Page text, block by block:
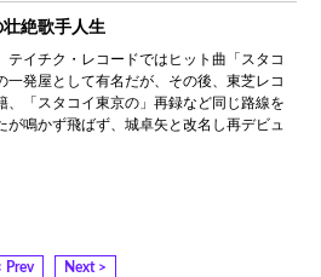
絶歌手人生
テイチク・レコードではヒット曲「スタコ
一発屋として有名だが、その後、東芝レコ
、「スタコイ東京の」再録など同じ路線を
が鳴かず飛ばず、城卓矢と改名し再デビュ
Prev Next >